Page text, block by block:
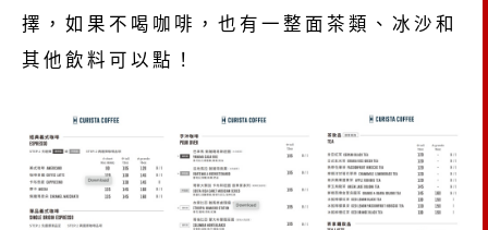
擇，如果不喝咖啡，也有一整面茶類、冰沙和
其他飲料可以點！